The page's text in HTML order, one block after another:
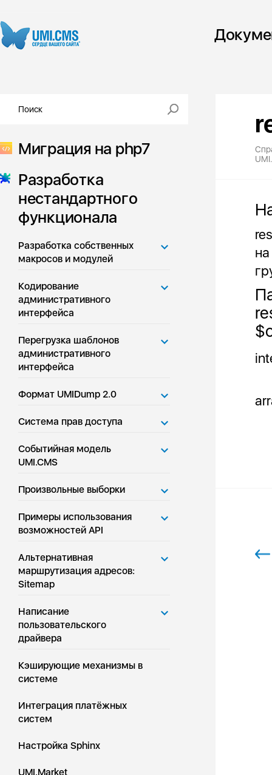
Миграция на php7
Разработка
нестандартного
функционала
Разработка собственных
макросов и модулей
Кодирование
административного
интерфейса
Перегрузка шаблонов
административного
интерфейса
Формат UMIDump 2.0
Система прав доступа
Событийная модель
UMI.CMS
Произвольные выборки
Примеры использования
возможностей API
Альтернативная
маршрутизация адресов:
Sitemap
Написание
пользовательского
драйвера
Кэширующие механизмы в
системе
Интеграция платёжных
систем
Настройка Sphinx
UMI.Market